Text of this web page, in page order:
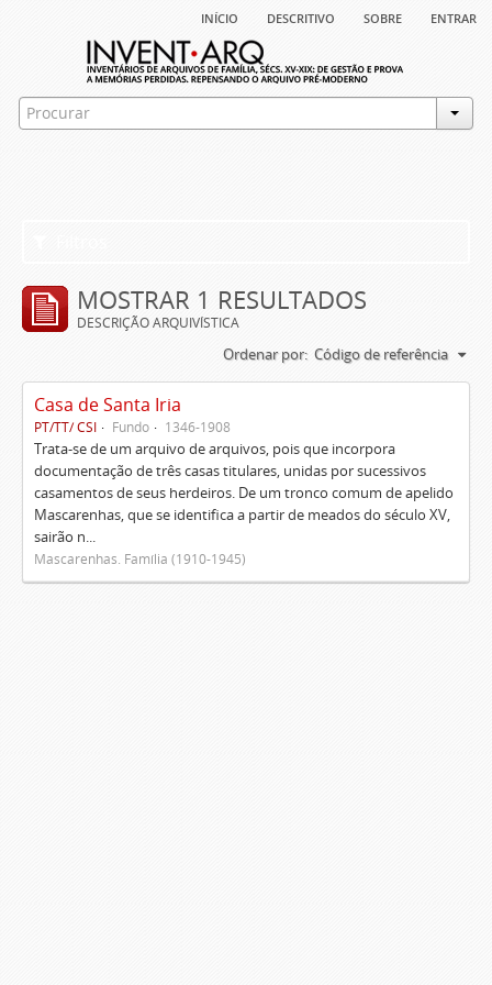
início descritivo sobre entrar
MOSTRAR 1 RESULTADOS
DESCRIÇÃO ARQUIVÍSTICA
Ordenar por: Código de referência
Casa de Santa Iria
PT/TT/ CSI Fundo 1346-1908
Trata-se de um arquivo de arquivos, pois que incorpora
documentação de três casas titulares, unidas por sucessivos
casamentos de seus herdeiros. De um tronco comum de apelido
Mascarenhas, que se identifica a partir de meados do século XV,
sairão n...
Mascarenhas. Família (1910-1945)